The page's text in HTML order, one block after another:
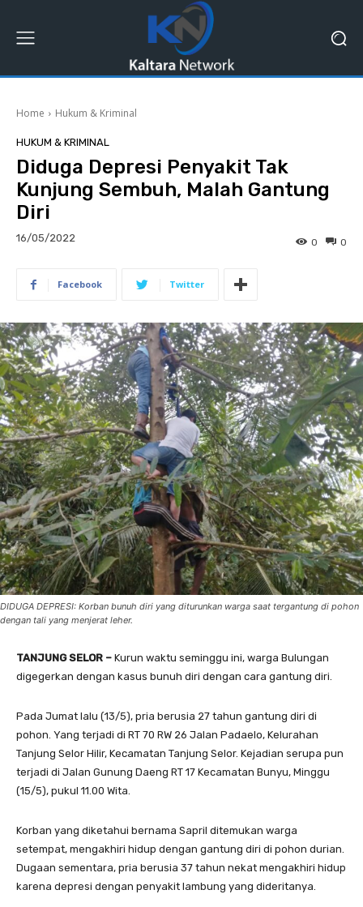
Home Hukum & Kriminal
HUKUM & KRIMINAL
Diduga Depresi Penyakit Tak
Kunjung Sembuh, Malah Gantung
Diri
16/05/2022 0
0
Facebook Twitter
DIDUGA DEPRESI: Korban bunuh diri yang diturunkan warga saat tergantung di pohon
dengan tali yang menjerat leher.
TANJUNG SELOR – Kurun waktu seminggu ini, warga Bulungan
digegerkan dengan kasus bunuh diri dengan cara gantung diri.
Pada Jumat lalu (13/5), pria berusia 27 tahun gantung diri di
pohon. Yang terjadi di RT 70 RW 26 Jalan Padaelo, Kelurahan
Tanjung Selor Hilir, Kecamatan Tanjung Selor. Kejadian serupa pun
terjadi di Jalan Gunung Daeng RT 17 Kecamatan Bunyu, Minggu
(15/5), pukul 11.00 Wita.
Korban yang diketahui bernama Sapril ditemukan warga
setempat, mengakhiri hidup dengan gantung diri di pohon durian.
Dugaan sementara, pria berusia 37 tahun nekat mengakhiri hidup
karena depresi dengan penyakit lambung yang dideritanya.